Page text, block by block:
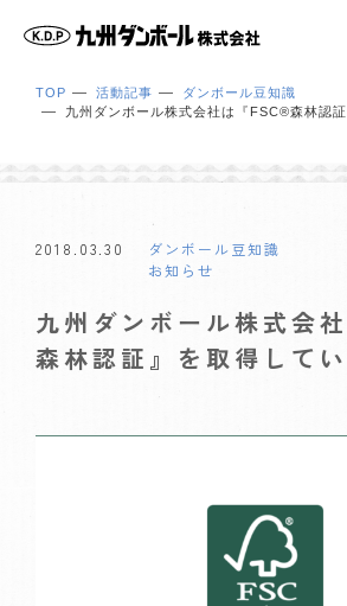
TOP 活動記事
ダンボール豆知識
九州ダンボール株式会社は『FSC®森林認証
2018.03.30
ダンボール豆知識
お知らせ
九州ダンボール株式会
森林認証』を取得してい